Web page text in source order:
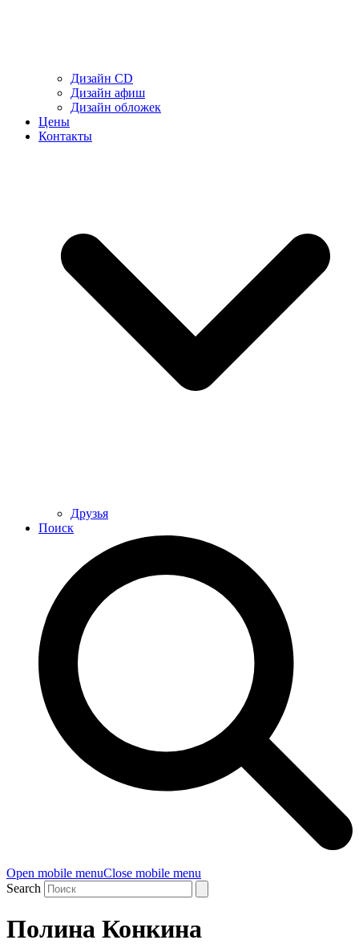
Дизайн CD
Дизайн афиш
Дизайн обложек
Цены
Контакты
Друзья
Поиск
Open mobile menuClose mobile menu
Search
Полина Конкина